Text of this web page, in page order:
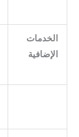
الخدمات
الإضافية